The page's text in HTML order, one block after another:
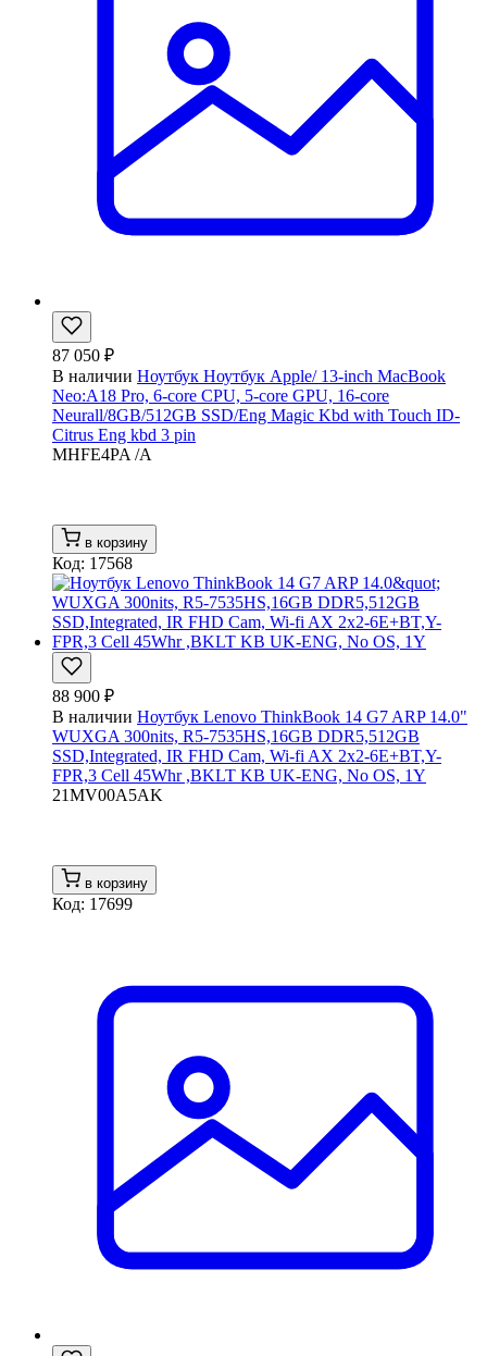
87 050 ₽
В наличии Ноутбук Ноутбук Apple/ 13-inch MacBook
Neo:A18 Pro, 6-core CPU, 5-core GPU, 16-core
Neurall/8GB/512GB SSD/Eng Magic Kbd with Touch ID-
Citrus Eng kbd 3 pin
MHFE4PA /A
в корзину
Код: 17568
88 900 ₽
В наличии Ноутбук Lenovo ThinkBook 14 G7 ARP 14.0"
WUXGA 300nits, R5-7535HS,16GB DDR5,512GB
SSD,Integrated, IR FHD Cam, Wi-fi AX 2x2-6E+BT,Y-
FPR,3 Cell 45Whr ,BKLT KB UK-ENG, No OS, 1Y
21MV00A5AK
в корзину
Код: 17699